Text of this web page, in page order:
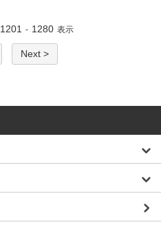
1201 - 1280 表示
Next >